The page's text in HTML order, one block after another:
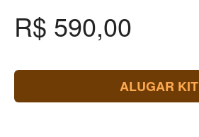
R$ 590,00
ALUGAR KIT